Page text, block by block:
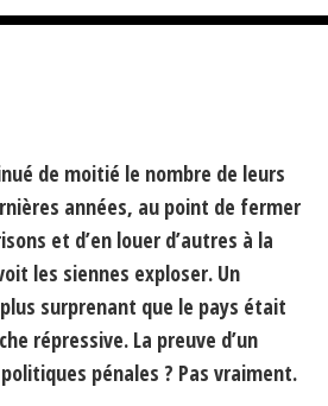
de moitié le nombre de leurs
années, au point de fermer
et d’en louer d’autres à la
les siennes exploser. Un
surprenant que le pays était
répressive. La preuve d’un
pénales ? Pas vraiment.